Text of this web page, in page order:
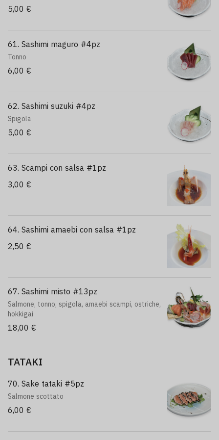
5,00 €
61. Sashimi maguro #4pz
Tonno
6,00 €
62. Sashimi suzuki #4pz
Spigola
5,00 €
63. Scampi con salsa #1pz
3,00 €
64. Sashimi amaebi con salsa #1pz
2,50 €
67. Sashimi misto #13pz
Salmone, tonno, spigola, amaebi scampi, ostriche,
hokkigai
18,00 €
TATAKI
70. Sake tataki #5pz
Salmone scottato
6,00 €